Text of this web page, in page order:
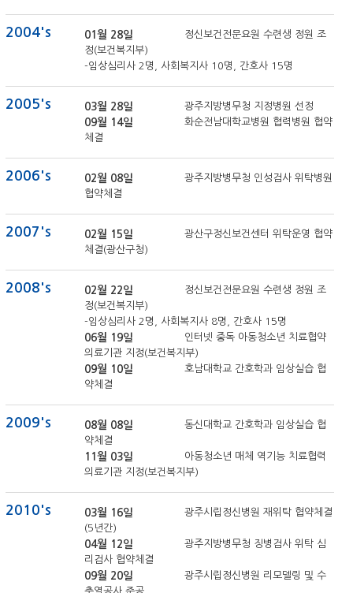
2004's 01월 28일
정신보건전문요원 수련생 정원 조
정(보건복지부)
-임상심리사 2명, 사회복지사 10명, 간호사 15명
2005's 03월 28일 광주지방병무청 지정병원 선정
09월 14일
화순전남대학교병원 협력병원 협약
체결
2006's 02월 08일
광주지방병무청 인성검사 위탁병원
협약체결
2007's 02월 15일
광산구정신보건센터 위탁운영 협약
체결(광산구청)
2008's 02월 22일
정신보건전문요원 수련생 정원 조
정(보건복지부)
-임상심리사 2명, 사회복지사 8명, 간호사 15명
06월 19일
인터넷 중독 아동청소년 치료협약
의료기관 지정(보건복지부)
09월 10일
호남대학교 간호학과 임상실습 협
약체결
2009's 08월 08일
동신대학교 간호학과 임상실습 협
약체결
11월 03일
아동청소년 매체 역기능 치료협력
의료기관 지정(보건복지부)
2010's 03월 16일
광주시립정신병원 재위탁 협약체결
(5년간)
04월 12일
광주지방병무청 징병검사 위탁 심
리검사 협약체결
09월 20일
광주시립정신병원 리모델링 및 수